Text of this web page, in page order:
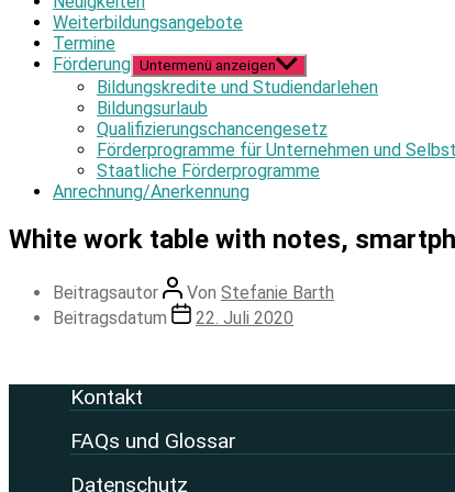
Weiterbildungsangebote
Termine
Förderung Untermenü anzeigen
Bildungskredite und Studiendarlehen
Bildungsurlaub
Qualifizierungschancengesetz
Förderprogramme für Unternehmen und
Staatliche Förderprogramme
Anrechnung/Anerkennung
White work table with notes,
Beitragsautor Von Stefanie Barth
Beitragsdatum
22. Juli 2020
Kontakt
FAQs und Glossar
Datenschutz